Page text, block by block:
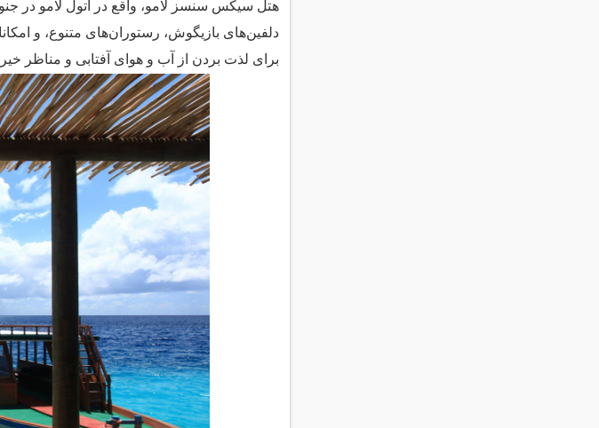
هتل سیکس سنسز لامو، واقع در آتول لامو در
دلفین‌های بازیگوش، رستوران‌های متنوع، و
برای لذت بردن از آب و هوای آفتابی و مناظر